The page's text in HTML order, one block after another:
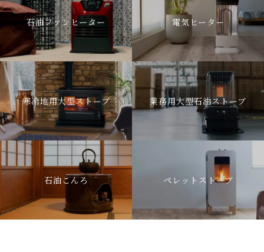
石油ファンヒーター 電気ヒーター
寒冷地用大型ストーブ 業務用大型石油ストーブ
石油こんろ ペレットストーブ